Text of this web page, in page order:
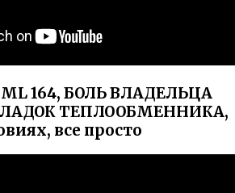
ML 164, БОЛЬ ВЛАДЕЛЬЦА
ТЕПЛООБМЕННИКА,
все просто